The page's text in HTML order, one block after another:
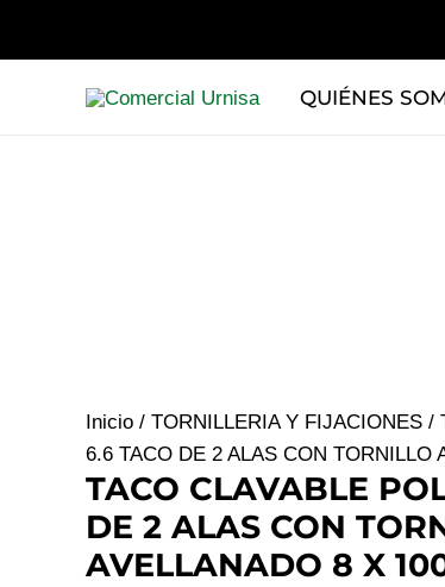
QUIÉNES
Inicio / TORNILLERIA Y FIJACIONES /
6.6 TACO DE 2 ALAS CON TORNILLO
TACO CLAVABLE
DE 2 ALAS CON
AVELLANADO 8 X